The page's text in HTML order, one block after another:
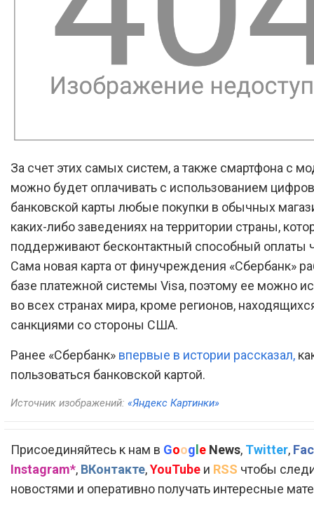
За счет этих самых систем, а также смартфона с
можно будет оплачивать с использованием
банковской карты любые покупки в обычных
каких-либо заведениях на территории страны,
поддерживают бесконтактный способный оплаты
Сама новая карта от финучреждения «Сбербанк»
базе платежной системы Visa, поэтому ее можно
во всех странах мира, кроме регионов,
санкциями со стороны США.
Ранее «Сбербанк» впервые в истории рассказал,
пользоваться банковской картой.
Источник изображений: «Яндекс Картинки»
Присоединяйтесь к нам в Google News, Twitter,
Instagram*, ВКонтакте,YouTube и RSS чтобы
новостями и оперативно получать интересные